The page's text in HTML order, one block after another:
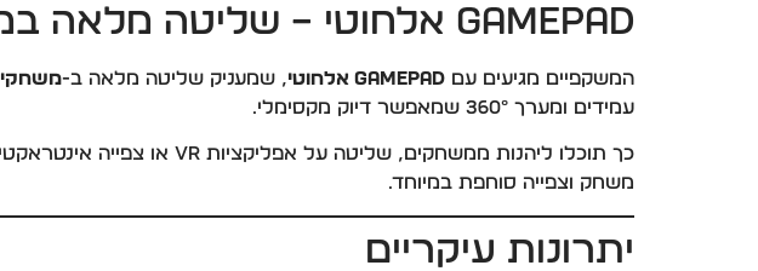
Gamepad אלחוטי – שליטה מלאה במשחקי VR
המשקפיים מגיעים עם Gamepad אלחוטי , שמעניק שליטה מלאה ב-משחקי VR
עמידים ומערך 360° שמאפשר דיוק מקסימלי.
כך תוכלו ליהנות ממשחקים, שליטה על אפליקציות VR או צפייה אינטראקטיבית בצורה נוחה, גם ביד אחת. השילוב של
משחק וצפייה סוחפת במיוחד.
יתרונות עיקריים